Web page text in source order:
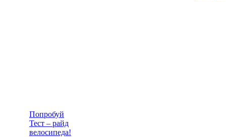
Попробуй
Тест – райд
велосипеда!